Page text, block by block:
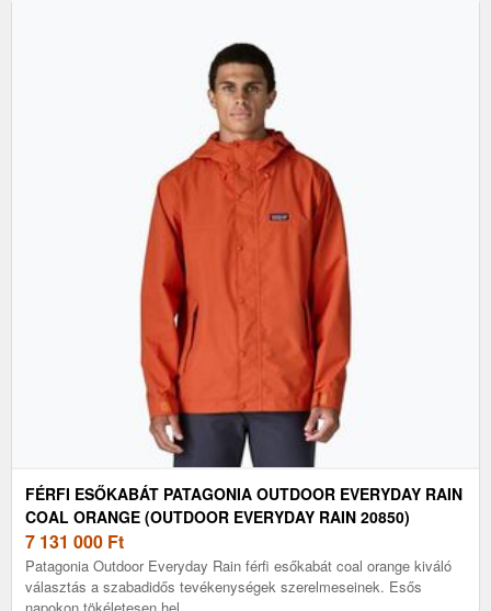
FÉRFI ESŐKABÁT PATAGONIA OUTDOOR EVERYDAY RAIN
COAL ORANGE (OUTDOOR EVERYDAY RAIN 20850)
7 131 000 Ft
Patagonia Outdoor Everyday Rain férfi esőkabát coal orange kiváló
választás a szabadidős tevékenységek szerelmeseinek. Esős